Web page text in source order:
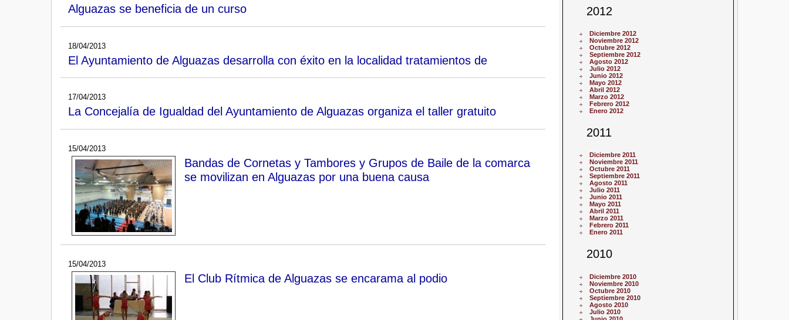
Alguazas se beneficia de un curso
18/04/2013
El Ayuntamiento de Alguazas desarrolla con éxito en la localidad tratamientos de
17/04/2013
La Concejalía de Igualdad del Ayuntamiento de Alguazas organiza el taller gratuito
15/04/2013
Bandas de Cornetas y Tambores y Grupos de Baile de la comarca
se movilizan en Alguazas por una buena causa
15/04/2013
El Club Rítmica de Alguazas se encarama al podio
2012
Diciembre 2012
Noviembre 2012
Octubre 2012
Septiembre 2012
Agosto 2012
Julio 2012
Junio 2012
Mayo 2012
Abril 2012
Marzo 2012
Febrero 2012
Enero 2012
2011
Diciembre 2011
Noviembre 2011
Octubre 2011
Septiembre 2011
Agosto 2011
Julio 2011
Junio 2011
Mayo 2011
Abril 2011
Marzo 2011
Febrero 2011
Enero 2011
2010
Diciembre 2010
Noviembre 2010
Octubre 2010
Septiembre 2010
Agosto 2010
Julio 2010
Junio 2010